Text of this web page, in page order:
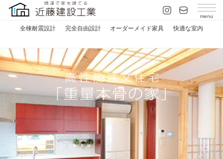
全棟耐震設計 完全自由設計 オーダーメイド家具 快適な室内